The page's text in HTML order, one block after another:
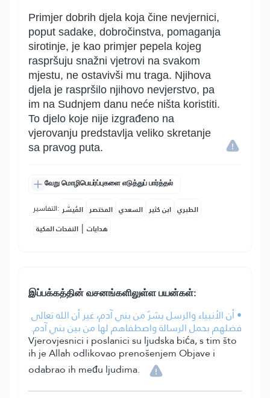
Primjer dobrih djela koja čine nevjernici,
poput sadake, dobročinstva, pomaganja
sirotinje, je kao primjer pepela kojeg
raspršuju snažni vjetrovi na svakom
mjestu, ne ostavivši mu traga. Njihova
djela je raspršilo njihovo nevjerstvo, pa
im na Sudnjem danu neće ništa koristiti.
To djelo koje nije izgrađeno na
vjerovanju predstavlja veliko skretanje
sa pravog puta.
வேறு மொழிபெயர்ப்புகளை எடுத்துப் பார்த்தல்
التفاسير: المُيسَّر المختصر السعدي ابن كثير الطبري
النفحات المكية | هدايات
இப்பக்கத்தின் வசனங்களிலுள்ள பயன்கள்:
• أن الأنبياء والرسل بشرٌ من بني آدم، غير أن الله تعالى
فضلهم بحمل الرسالة واصطفاهم لها من بين بني آدم.
Vjerovjesnici i poslanici su ljudska bića, s tim što
ih je Allah odlikovao prenošenjem Objave i
odabrao ih među ljudima.